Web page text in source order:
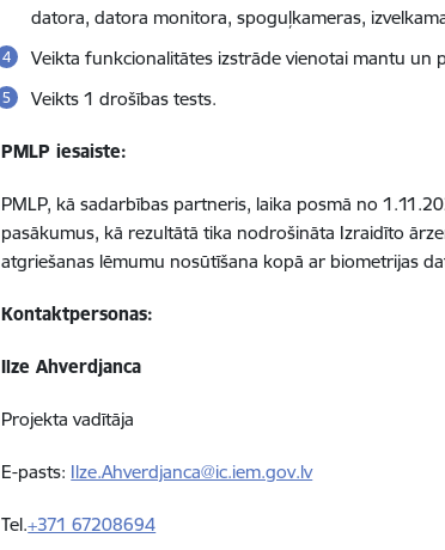
datora, datora monitora, spoguļkameras,
Veikta funkcionalitātes izstrāde vienotai mantu un
Veikts 1 drošības tests.
PMLP iesaiste:
PMLP, kā sadarbības partneris, laika posmā no
pasākumus, kā rezultātā tika nodrošināta Izraidīto
atgriešanas lēmumu nosūtīšana kopā ar biometrijas
Kontaktpersonas:
Ilze Ahverdjanca
Projekta vadītāja
E-pasts: Ilze.Ahverdjanca@ic.iem.gov.lv
Tel.+371 67208694